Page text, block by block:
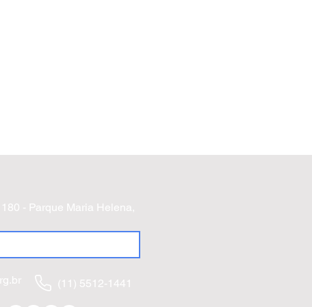
- Parque Maria Helena,
(11) 5512-1441